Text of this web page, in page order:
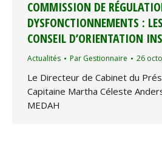
COMMISSION DE
DYSFONCTIONNEMENTS :
CONSEIL D’ORIENTATION
Actualités Par Gestionnaire 26
Le Directeur de Cabinet du
Capitaine Martha Céleste
MEDAH